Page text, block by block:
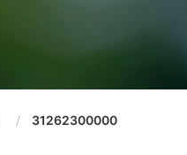
31262300000